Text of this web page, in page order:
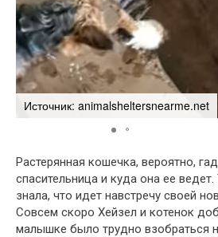
Источник: animalsheltersnearme.net
Растерянная кошечка, вероятно,
спасительница и куда она ее
знала, что идет навстречу своей
Совсем скоро Хейзел и котенок
малышке было трудно взобраться